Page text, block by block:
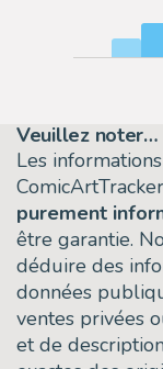
Veuillez noter…
Les
purement
être garantie.
déduire des
données
ventes privées
et de